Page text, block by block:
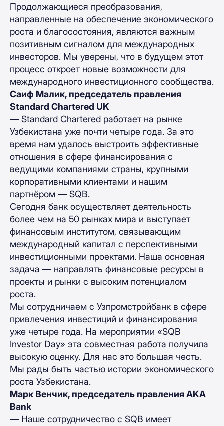
Продолжающиеся преобразования,
направленные на обеспечение экономического
роста и благосостояния, являются важным
позитивным сигналом для международных
инвесторов. Мы уверены, что в будущем этот
процесс откроет новые возможности для
международного инвестиционного сообщества.
Саиф Малик, председатель правления
Standard Chartered UK
— Standard Chartered работает на рынке
Узбекистана уже почти четыре года. За это
время нам удалось выстроить эффективные
отношения в сфере финансирования с
ведущими компаниями страны, крупными
корпоративными клиентами и нашим
партнёром — SQB.
Сегодня банк осуществляет деятельность
более чем на 50 рынках мира и выступает
финансовым институтом, связывающим
международный капитал с перспективными
инвестиционными проектами. Наша основная
задача — направлять финансовые ресурсы в
проекты и рынки с высоким потенциалом
роста.
Мы сотрудничаем с Узпромстройбанк в сфере
привлечения инвестиций и финансирования
уже четыре года. На мероприятии «SQB
Investor Day» эта совместная работа получила
высокую оценку. Для нас это большая честь.
Мы рады быть частью истории экономического
роста Узбекистана.
Марк Венчик, председатель правления AKA
Bank
— Наше сотрудничество с SQB имеет